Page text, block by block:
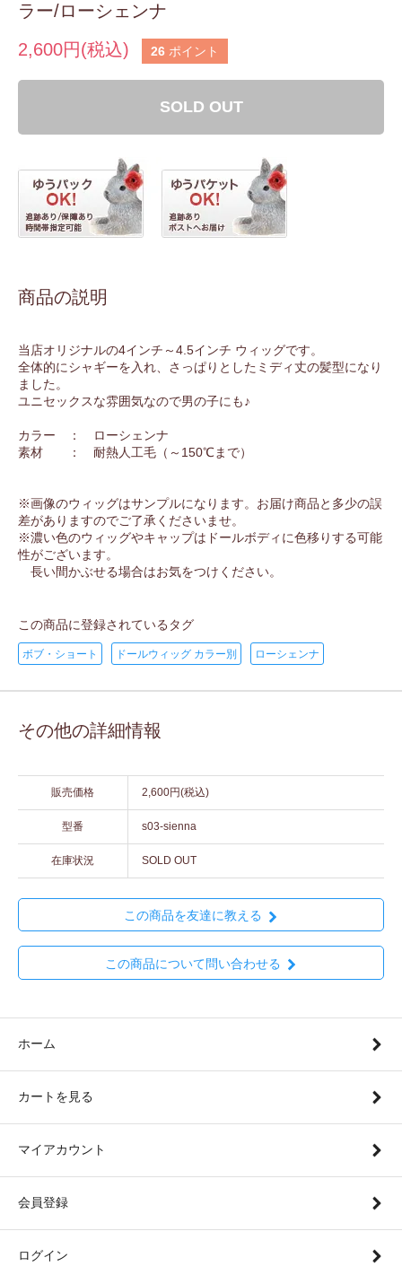
ラー/ローシェンナ
2,600円(税込)
26 ポイント
SOLD OUT
商品の説明
当店オリジナルの4インチ～4.5インチ ウィッグです。
全体的にシャギーを入れ、さっぱりとしたミディ丈の髪型になり
ました。
ユニセックスな雰囲気なので男の子にも♪
カラー ： ローシェンナ
素材 ： 耐熱人工毛（～150℃まで）
※画像のウィッグはサンプルになります。お届け商品と多少の誤
差がありますのでご了承くださいませ。
※濃い色のウィッグやキャップはドールボディに色移りする可能
性がございます。
長い間かぶせる場合はお気をつけください。
この商品に登録されているタグ
ボブ・ショート ドールウィッグ カラー別 ローシェンナ
その他の詳細情報
販売価格 2,600円(税込)
型番 s03-sienna
在庫状況 SOLD OUT
この商品を友達に教える
この商品について問い合わせる
ホーム
カートを見る
マイアカウント
会員登録
ログイン